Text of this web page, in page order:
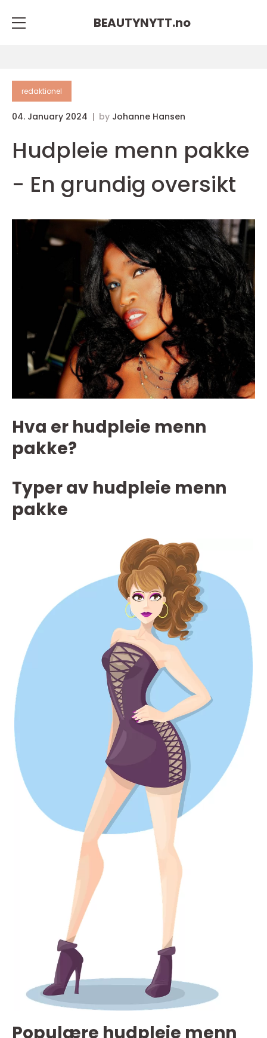
BEAUTYNYTT.no
redaktionel
04. January 2024 by Johanne Hansen
Hudpleie menn pakke
- En grundig oversikt
Hva er hudpleie menn
pakke?
Typer av hudpleie menn
pakke
Populære hudpleie menn